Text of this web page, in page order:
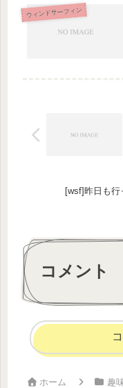
ウィンドサーフィン
[wsf]昨日も
コメント
ホーム 趣